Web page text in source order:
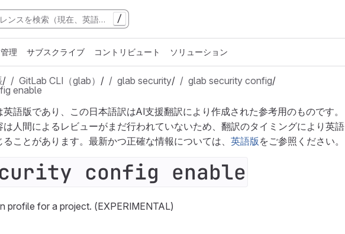
/
管理 サブスクライブ コントリビュート ソリューション
/ GitLab CLI（glab） / glab security/ glab security config/
enable
語版であり、この日本語訳はAI支援翻訳により作成された参考用のものです。
は人間によるレビューがまだ行われていないため、翻訳のタイミングにより英語
ことがあります。最新かつ正確な情報については、 英語版 をご参照ください。
config enable
profile for a project. (EXPERIMENTAL)